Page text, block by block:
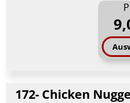
172- Chicken